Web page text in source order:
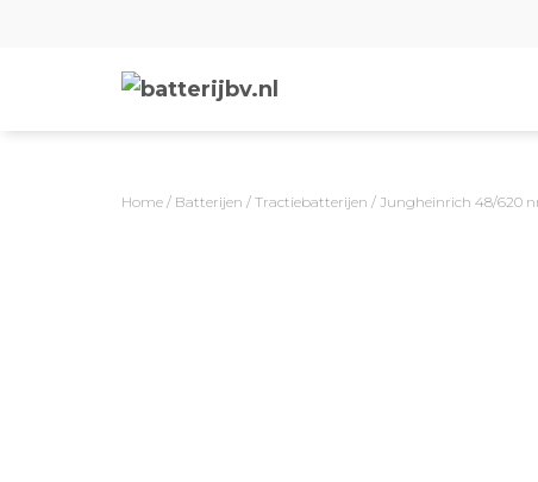
Home / Batterijen / Tractiebatterijen / Jungheinrich 48/620 nr